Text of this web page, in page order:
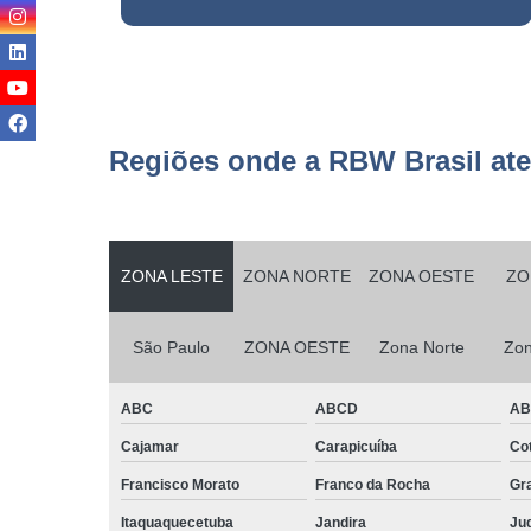
Serviços
Serviços
Serviços
Serviços
paisagismo
Regiões onde a RBW Brasil
ZONA LESTE ZONA NORTE ZONA OESTE
São Paulo ZONA OESTE Zona Norte
ABC ABCD
Cajamar Carapicuíba
Francisco Morato Franco da Rocha
Itaquaquecetuba Jandira